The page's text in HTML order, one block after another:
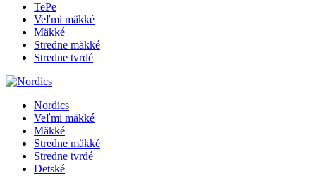
TePe
Veľmi mäkké
Mäkké
Stredne mäkké
Stredne tvrdé
Nordics
Veľmi mäkké
Mäkké
Stredne mäkké
Stredne tvrdé
Detské